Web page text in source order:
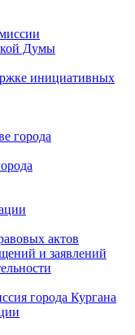
Думы
инициативных
города
актов
и заявлений
города Кургана